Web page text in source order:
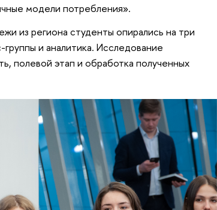
модели потребления».
из региона студенты опирались на три
и аналитика. Исследование
полевой этап и обработка полученных